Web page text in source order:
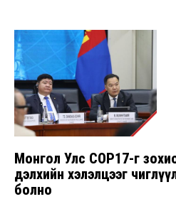
Монгол Улс COP17-г
дэлхийн хэлэлцээг
болно